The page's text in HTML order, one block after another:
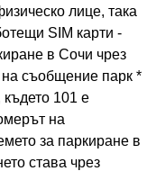
лице, така
SIM карти -
в Сочи чрез
съобщение парк *
101 е
на
за паркиране в
става чрез